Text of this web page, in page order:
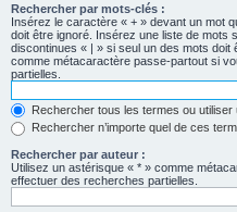
Rechercher par mots-clés :
Insérez le caractère « + » devant un mot
doit être ignoré. Insérez une liste de mots
discontinues « | » si seul un des mots
comme métacaractère passe-partout si
partielles.
Rechercher tous les termes ou
Rechercher n’importe quel de ces
Rechercher par auteur :
Utilisez un astérisque « * » comme
effectuer des recherches partielles.